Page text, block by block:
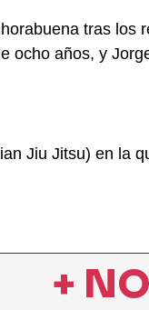
tras
ocho años, y
Jiu Jitsu) en la
+